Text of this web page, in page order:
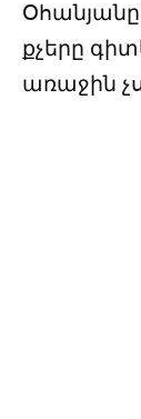
Օհանյանը
քչերը
առաջին